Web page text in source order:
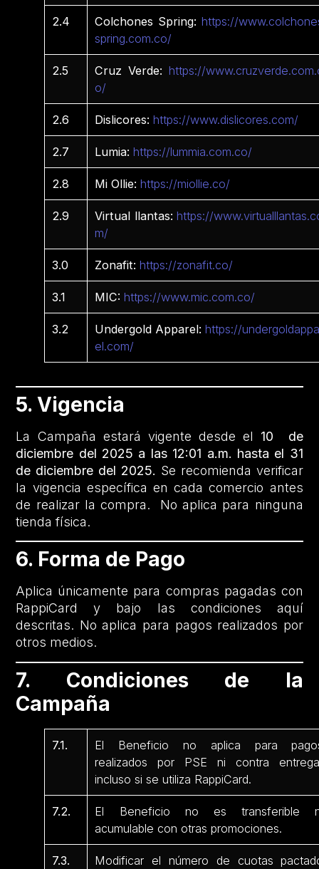
2.4 Colchones Spring:https://
spring.com.co/
2.5 Cruz Verde:https://
o/
2.6 Dislicores: https://www.dislicores.com/
2.7 Lumia: https://lummia.com.co/
2.8 Mi Ollie:https://miollie.co/
2.9 Virtual llantas:https://
m/
3.0 Zonafit:https://zonafit.co/
3.1 MIC:https://www.mic.com.co/
3.2 Undergold Apparel:https://
el.com/
5. Vigencia
La Campaña estará vigente desde el
10 de
diciembre del 2025 a las 12:01 a.m. hasta el 31
de diciembre del 2025. Se recomienda verificar
la vigencia específica en cada comercio antes
de realizar la compra. No aplica para ninguna
tienda física.
6. Forma de Pago
Aplica únicamente para compras pagadas con
RappiCard y bajo las condiciones aquí
descritas. No aplica para pagos realizados por
otros medios.
7. Condiciones de la
Campaña
7.1.
El Beneficio no aplica para
realizados por PSE ni contra
incluso si se utiliza RappiCard.
7.2.
El Beneficio no es transferible
acumulable con otras promociones.
7.3.
Modificar el número de cuotas